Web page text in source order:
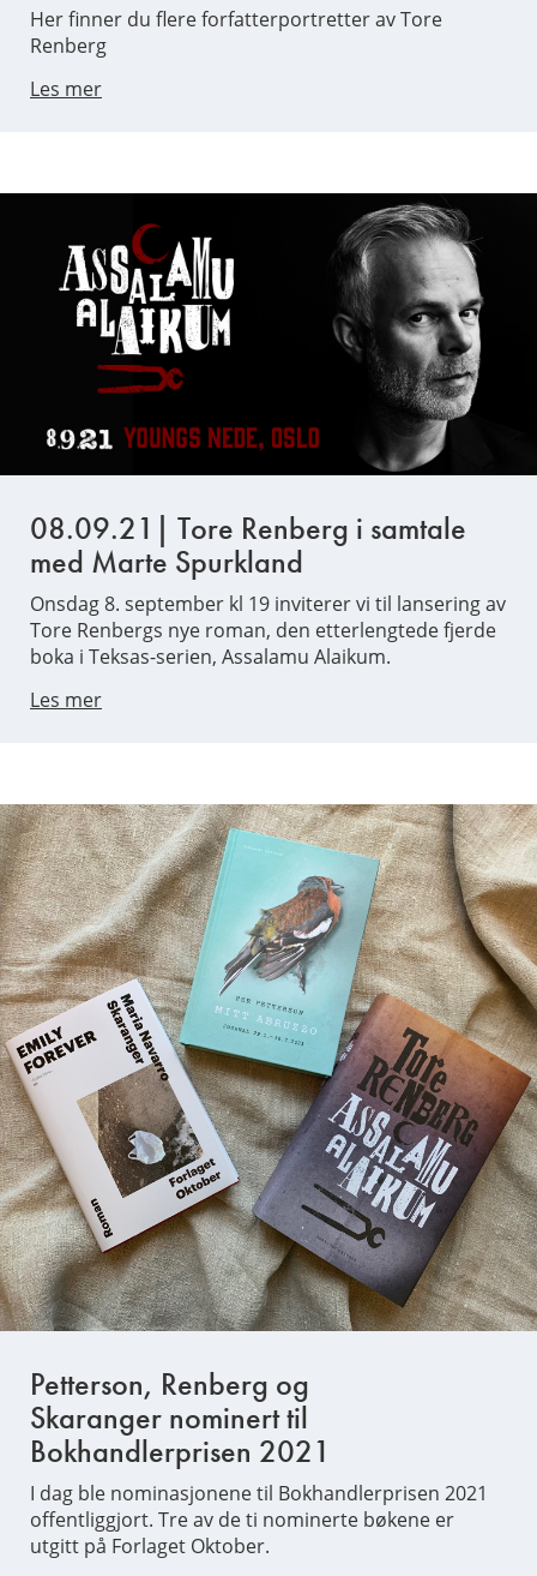
Her finner du flere forfatterportretter av Tore
Renberg
Les mer
08.09.21| Tore Renberg i samtale
med Marte Spurkland
Onsdag 8. september kl 19 inviterer vi til lansering av
Tore Renbergs nye roman, den etterlengtede fjerde
boka i Teksas-serien, Assalamu Alaikum.
Les mer
Petterson, Renberg og
Skaranger nominert til
Bokhandlerprisen 2021
I dag ble nominasjonene til Bokhandlerprisen 2021
offentliggjort. Tre av de ti nominerte bøkene er
utgitt på Forlaget Oktober.